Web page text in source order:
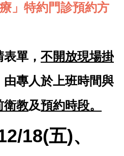
」特約門診預約方
單， 不開放現場掛
由專人於上班時間與
衛教及預約時段。
18(五)、